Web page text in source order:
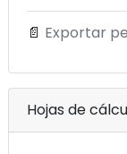
📄 Exportar
Hojas de